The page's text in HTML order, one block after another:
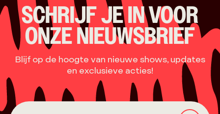
SCHRIJF JE IN VOOR
ONZE NIEUWSBRIEF
Blijf op de hoogte van nieuwe shows, updates
en exclusieve acties!